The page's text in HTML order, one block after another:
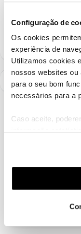
Configuração de
Os cookies
experiência de
Utilizamos cookies
nossos websites ou
para o seu bom
necessários para a
Caso aceite,
funcionalidades
funcionalidade) e
(cookies de
utilização dos
Ajude a comunidade a
A